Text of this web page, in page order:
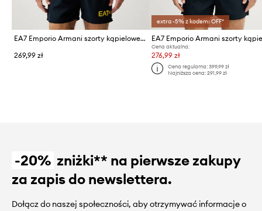
EA7 Emporio Armani szorty kąpielowe męskie
269,99 zł
extra -5% z kodem: OFF*
Cena aktualna:
276,99 zł
Cena regularna: 399,99 zł
Najniższa cena: 291,99 zł
-20% zniżki** na pierwsze zakupy
za zapis do newslettera.
Dołącz do naszej społeczności, aby otrzymywać informacje o